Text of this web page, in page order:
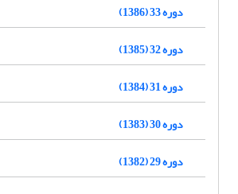
دوره 33 (1386)
دوره 32 (1385)
دوره 31 (1384)
دوره 30 (1383)
دوره 29 (1382)